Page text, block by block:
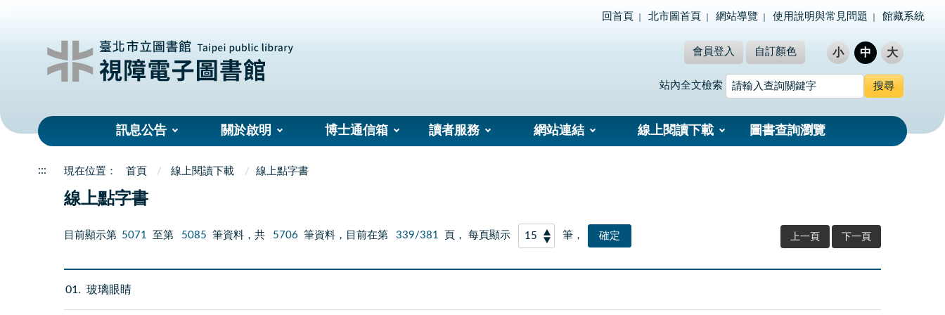
回首頁 北市圖首頁 網站導覽 使用說明與常見問題 館藏系統
會員登入 自訂顏色 小 中 大
站內全文檢索
訊息公告 關於啟明 博士通信箱 讀者服務 網站連結 線上閱讀下載 圖書查詢瀏覽
::: 首頁 線上閱讀下載 線上點字書
線上點字書
目前顯示第 5071 至第 5085 筆資料，共 5706 筆資料，目前在第 339/381 頁， 每頁顯示 筆， 上一頁 下一頁
01 玻璃眼睛